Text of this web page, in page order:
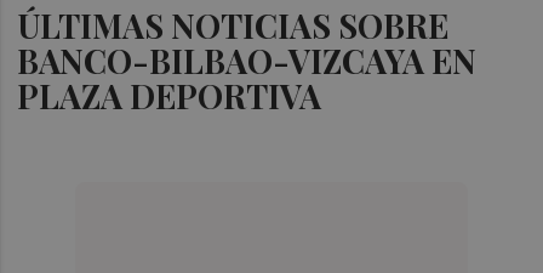
ÚLTIMAS NOTICIAS SOBRE
BANCO-BILBAO-VIZCAYA EN
PLAZA DEPORTIVA